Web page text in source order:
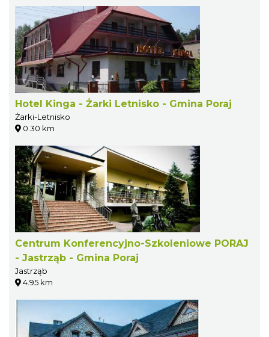
Hotel Kinga - Żarki Letnisko - Gmina Poraj
Żarki-Letnisko
0.30 km
Centrum Konferencyjno-Szkoleniowe PORAJ
- Jastrząb - Gmina Poraj
Jastrząb
4.95 km